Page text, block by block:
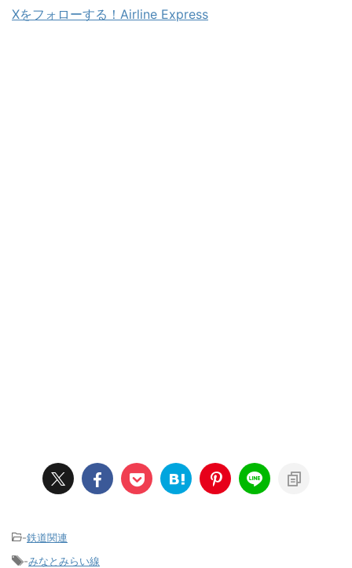
Xをフォローする！Airline Express
-鉄道関連
-みなとみらい線